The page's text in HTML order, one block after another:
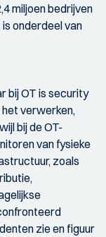
miljoen bedrijven
onderdeel van
bij OT is security
verwerken,
bij de OT-
van fysieke
zoals
zie en figuur